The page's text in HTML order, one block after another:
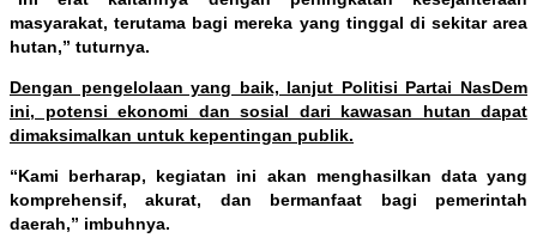
masyarakat, terutama bagi mereka yang tinggal di sekitar area
hutan,” tuturnya.
Dengan pengelolaan yang baik, lanjut Politisi Partai NasDem
ini, potensi ekonomi dan sosial dari kawasan hutan dapat
dimaksimalkan untuk kepentingan publik.
“Kami berharap, kegiatan ini akan menghasilkan data yang
komprehensif, akurat, dan bermanfaat bagi pemerintah
daerah,” imbuhnya.